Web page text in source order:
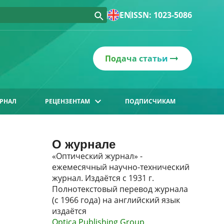
ENISSN: 1023-5086
Подача статьи
РЕЦЕНЗЕНТАМ ПОДПИСЧИКАМ
О журнале
«Оптический журнал» -
ежемесячный научно-технический
журнал. Издаётся с 1931 г.
Полнотекстовый перевод журнала
(с 1966 года) на английский язык
издаётся